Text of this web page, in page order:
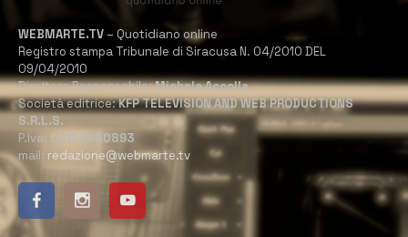
WEBMARTE.TV – Quotidiano online
Registro stampa Tribunale di Siracusa N. 04/2010 DEL
09/04/2010
Direttore Responsabile:Michele Accolla
Società editrice:KFP TELEVISION AND WEB PRODUCTIONS
S.R.L.S.
P.Iva: 02184950893
mail: redazione@webmarte.tv